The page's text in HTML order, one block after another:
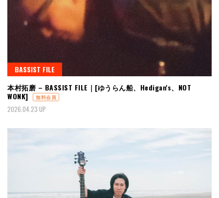
BASSIST FILE
本村拓磨 – BASSIST FILE｜[ゆうらん船、Hedigan's、NOT
WONK]
無料会員
2026.04.23 UP